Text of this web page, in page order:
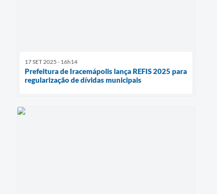
17 SET 2025 - 16h14
Prefeitura de Iracemápolis lança REFIS 2025 para
regularização de dívidas municipais